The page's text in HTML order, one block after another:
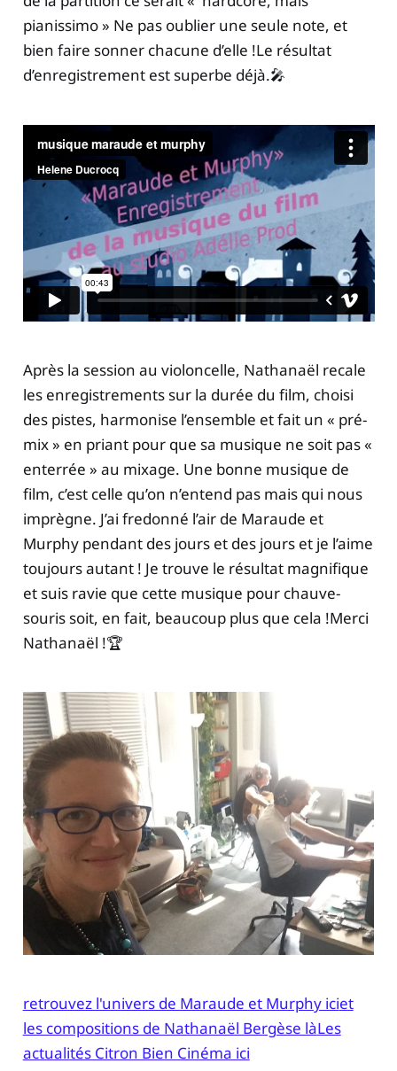
pianissimo » Ne pas oublier une seule note, et
bien faire sonner chacune d’elle !Le résultat
d’enregistrement est superbe déjà.🎤
Après la session au violoncelle, Nathanaël recale
les enregistrements sur la durée du film, choisi
des pistes, harmonise l’ensemble et fait un « pré-
mix » en priant pour que sa musique ne soit pas «
enterrée » au mixage. Une bonne musique de
film, c’est celle qu’on n’entend pas mais qui nous
imprègne. J’ai fredonné l’air de Maraude et
Murphy pendant des jours et des jours et je l’aime
toujours autant ! Je trouve le résultat magnifique
et suis ravie que cette musique pour chauve-
souris soit, en fait, beaucoup plus que cela !Merci
Nathanaël !🏆
retrouvez l'univers de Maraude et Murphy iciet
les compositions de Nathanaël Bergèse làLes
actualités Citron Bien Cinéma ici